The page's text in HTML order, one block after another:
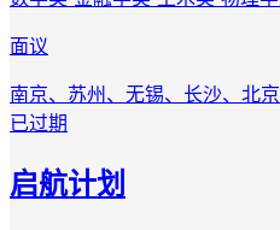
面议
南京、苏州、无锡、长沙、北
已过期
启航计划